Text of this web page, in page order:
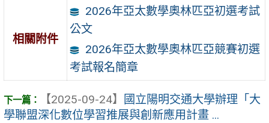
相關附件
2026年亞太數學奧林匹亞初選考試
公文
2026年亞太數學奧林匹亞競賽初選
考試報名簡章
【2025-09-24】
國立陽明交通大學辦理「大
學聯盟深化數位學習推展與創新應用計畫 ...